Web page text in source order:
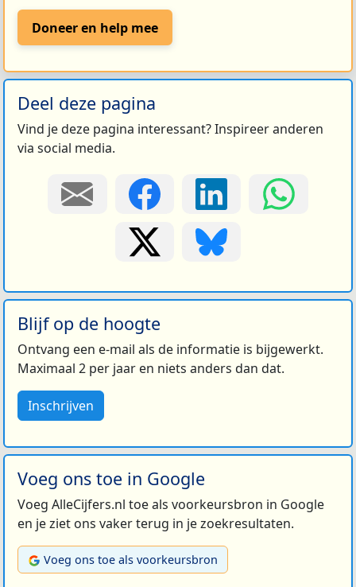
Doneer en help mee
Deel deze pagina
Vind je deze pagina interessant? Inspireer anderen
via social media.
Blijf op de hoogte
Ontvang een e-mail als de informatie is bijgewerkt.
Maximaal 2 per jaar en niets anders dan dat.
Inschrijven
Voeg ons toe in Google
Voeg AlleCijfers.nl toe als voorkeursbron in Google
en je ziet ons vaker terug in je zoekresultaten.
Voeg ons toe als voorkeursbron